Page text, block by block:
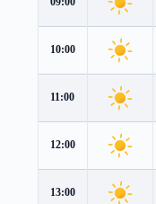
10:00
11:00
12:00
13:00